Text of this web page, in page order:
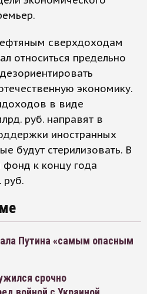
сверхдоходам
относиться предельно
экономику.
в виде
руб. направят в
иностранных
будут стерилизовать. В
фонд к концу года
руб.
Путина «самым опасным
срочно